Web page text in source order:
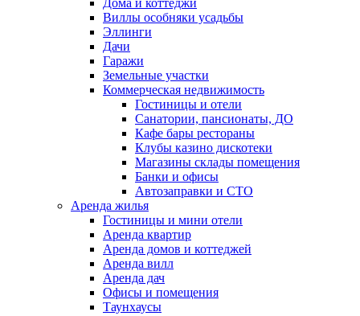
Дома и коттеджи
Виллы особняки усадьбы
Эллинги
Дачи
Гаражи
Земельные участки
Коммерческая недвижимость
Гостиницы и отели
Санатории, пансионаты, ДО
Кафе бары рестораны
Клубы казино дискотеки
Магазины склады помещения
Банки и офисы
Автозаправки и СТО
Аренда жилья
Гостиницы и мини отели
Аренда квартир
Аренда домов и коттеджей
Аренда вилл
Аренда дач
Офисы и помещения
Таунхаусы